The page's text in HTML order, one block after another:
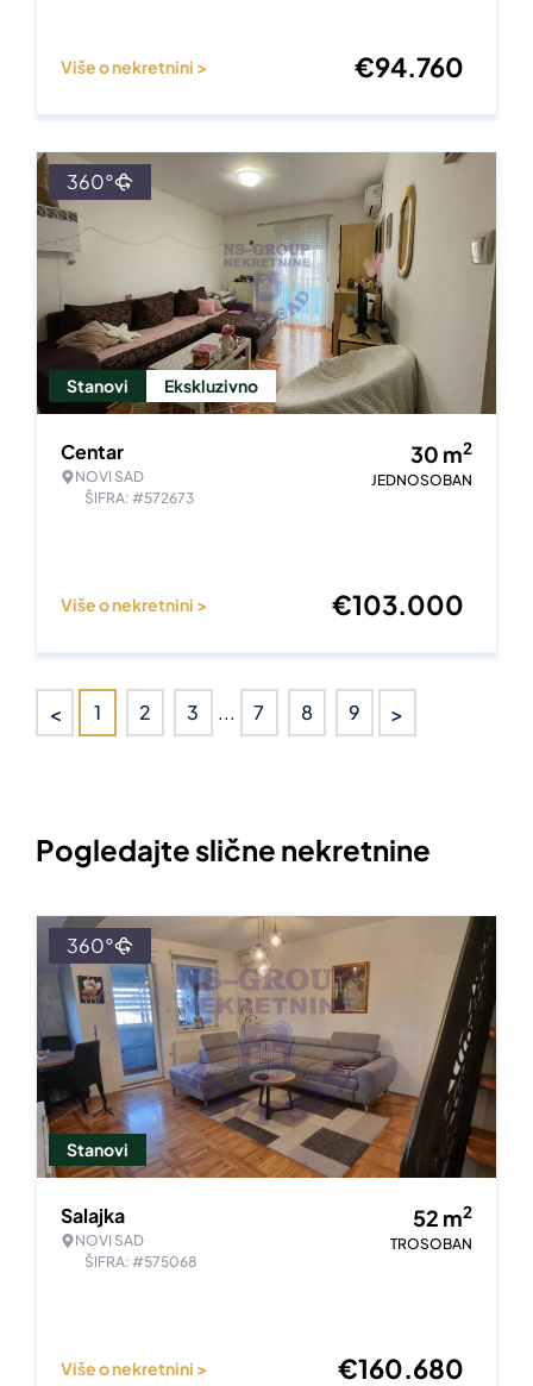
Više o nekretnini > €94.760
Stanovi Ekskluzivno
360°
Centar
NOVI SAD
ŠIFRA: #572673
30 m2
JEDNOSOBAN
Više o nekretnini > €103.000
< 1 2 3 ... 7 8 9 >
Pogledajte slične nekretnine
Stanovi
360°
Salajka
NOVI SAD
ŠIFRA: #575068
52 m2
TROSOBAN
Više o nekretnini > €160.680